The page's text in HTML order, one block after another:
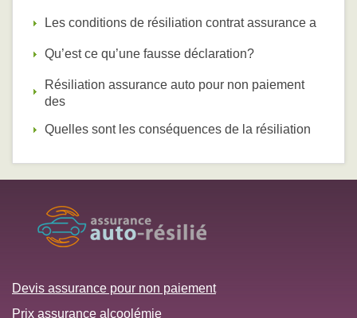
Les conditions de résiliation contrat assurance a
Qu’est ce qu’une fausse déclaration?
Résiliation assurance auto pour non paiement
des
Quelles sont les conséquences de la résiliation
Devis assurance pour non paiement
Prix assurance alcoolémie